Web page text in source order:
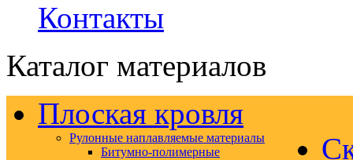
Контакты
Каталог материалов
Плоская кровля
Рулонные наплавляемые материалы
Битумно-полимерные